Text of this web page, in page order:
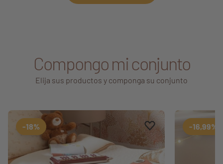
Compongo mi conjunto
Elija sus productos y componga su conjunto
Aggiungi ai preferiti
borrar favoritos
-18% -16,99%